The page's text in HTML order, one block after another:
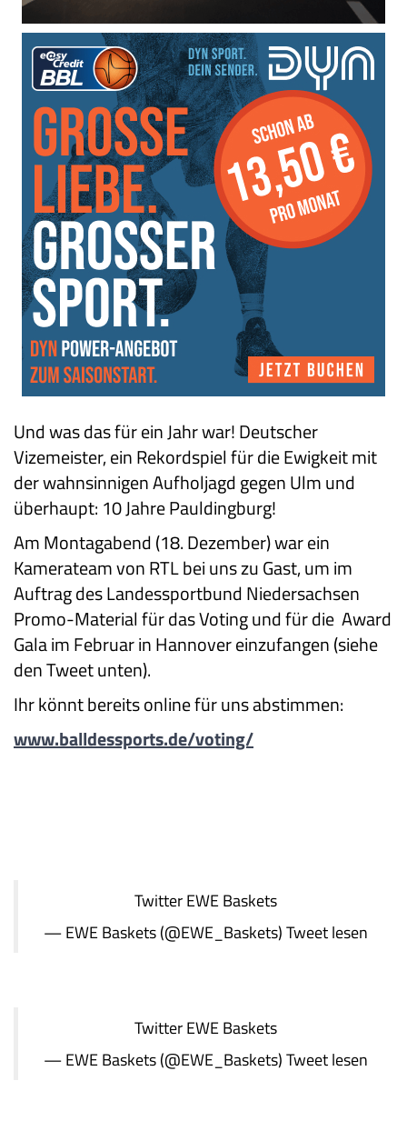
Und was das für ein Jahr war! Deutscher
Vizemeister, ein Rekordspiel für die Ewigkeit mit
der wahnsinnigen Aufholjagd gegen Ulm und
überhaupt: 10 Jahre Pauldingburg!
Am Montagabend (18. Dezember) war ein
Kamerateam von RTL bei uns zu Gast, um im
Auftrag des Landessportbund Niedersachsen
Promo-Material für das Voting und für die Award
Gala im Februar in Hannover einzufangen (siehe
den Tweet unten).
Ihr könnt bereits online für uns abstimmen:
www.balldessports.de/voting/
TwitterEWE Baskets
— EWE Baskets (@EWE_Baskets)Tweet lesen
TwitterEWE Baskets
— EWE Baskets (@EWE_Baskets)Tweet lesen